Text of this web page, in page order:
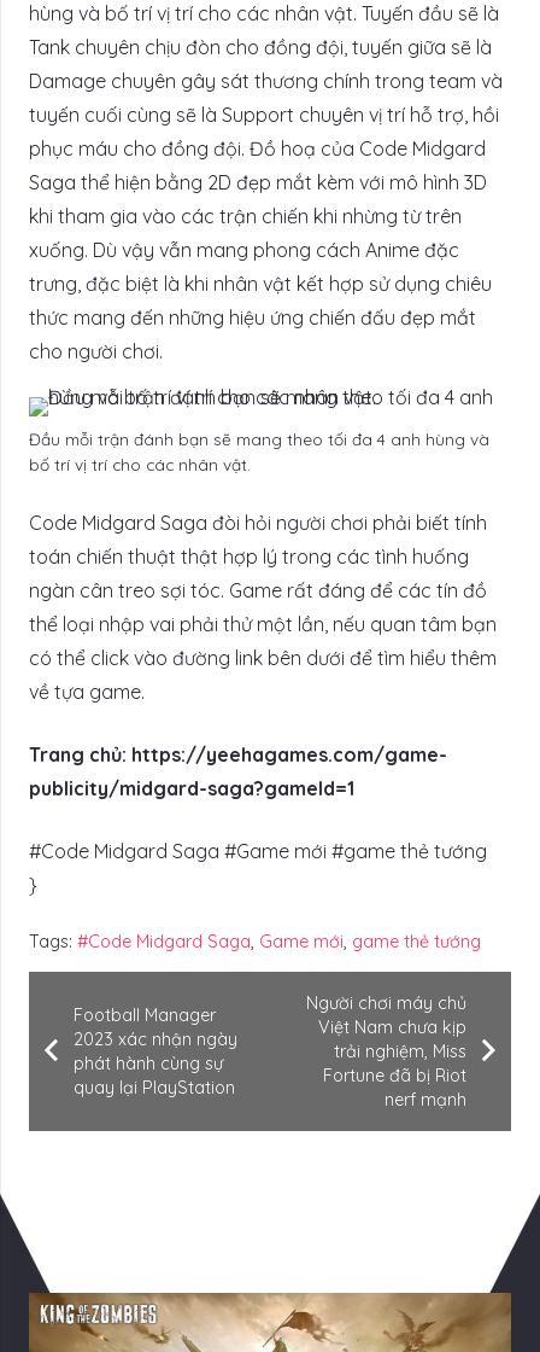
hùng và bố trí vị trí cho các nhân vật. Tuyến đầu sẽ là
Tank chuyên chịu đòn cho đồng đội, tuyến giữa sẽ là
Damage chuyên gây sát thương chính trong team và
tuyến cuối cùng sẽ là Support chuyên vị trí hỗ trợ, hồi
phục máu cho đồng đội. Đồ hoạ của Code Midgard
Saga thể hiện bằng 2D đẹp mắt kèm với mô hình 3D
khi tham gia vào các trận chiến khi nhừng từ trên
xuống. Dù vậy vẫn mang phong cách Anime đặc
trưng, đặc biệt là khi nhân vật kết hợp sử dụng chiêu
thức mang đến những hiệu ứng chiến đấu đẹp mắt
cho người chơi.
Đầu mỗi trận đánh bạn sẽ mang theo tối đa 4 anh hùng và
bố trí vị trí cho các nhân vật.
Code Midgard Saga đòi hỏi người chơi phải biết tính
toán chiến thuật thật hợp lý trong các tình huống
ngàn cân treo sợi tóc. Game rất đáng để các tín đồ
thể loại nhập vai phải thử một lần, nếu quan tâm bạn
có thể click vào đường link bên dưới để tìm hiểu thêm
về tựa game.
Trang chủ: https://yeehagames.com/game-
publicity/midgard-saga?gameId=1
#Code Midgard Saga #Game mới #game thẻ tướng
}
Tags: #Code Midgard Saga, Game mới, game thẻ tướng
Football Manager
2023 xác nhận ngày
phát hành cùng sự
quay lại PlayStation
Người chơi máy chủ
Việt Nam chưa kịp
trải nghiệm, Miss
Fortune đã bị Riot
nerf mạnh